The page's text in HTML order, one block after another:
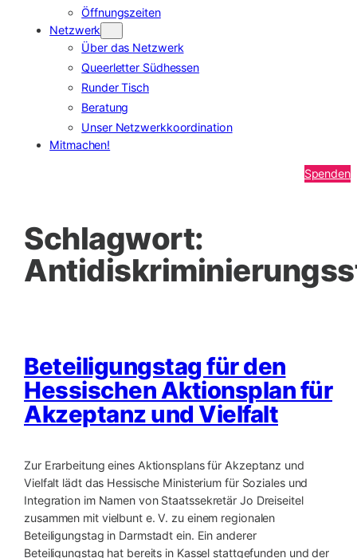
Öffnungszeiten
Netzwerk
Über das Netzwerk
Queerletter Südhessen
Runder Tisch
Beratung
Unser Netzwerkkoordination
Mitmachen!
Spenden
Schlagwort:
Beteiligungstag für den
Hessischen Aktionsplan für
Akzeptanz und Vielfalt
Zur Erarbeitung eines Aktionsplans für Akzeptanz und
Vielfalt lädt das Hessische Ministerium für Soziales und
Integration im Namen von Staatssekretär Jo Dreiseitel
zusammen mit vielbunt e. V. zu einem regionalen
Beteiligungstag in Darmstadt ein. Ein anderer
Beteiligungstag hat bereits in Kassel stattgefunden und der